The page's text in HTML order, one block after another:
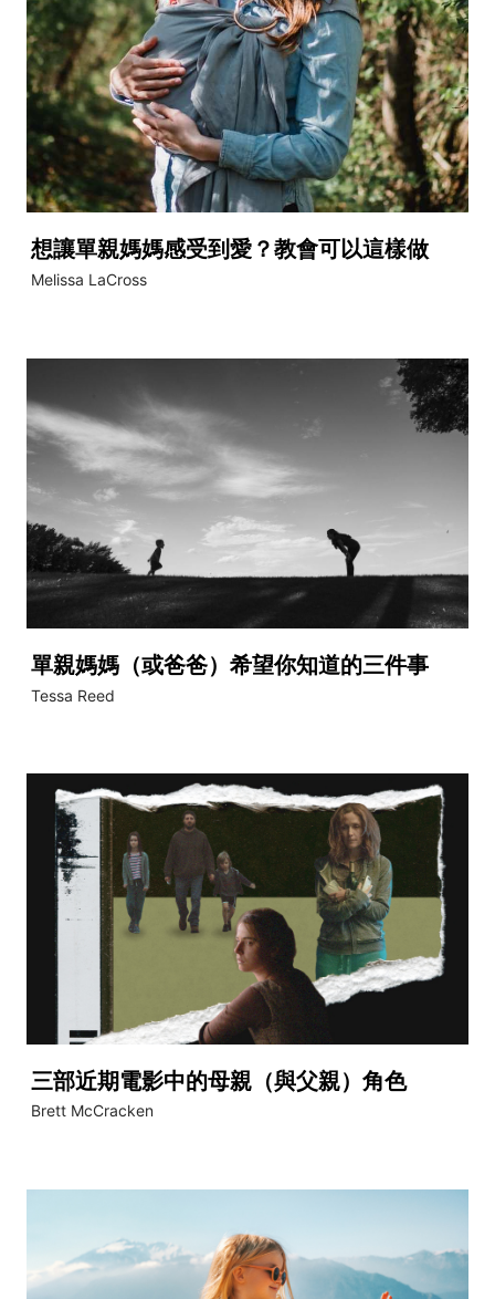
想讓單親媽媽感受到愛？教會可以這樣做
Melissa LaCross
單親媽媽（或爸爸）希望你知道的三件事
Tessa Reed
三部近期電影中的母親（與父親）角色
Brett McCracken